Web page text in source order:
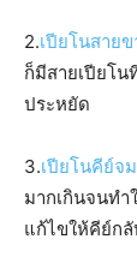
2.เปียโนสาย
ก็มีสายเปียโ
ประหยัด
3.เปียโนคีย์จม
มากเกินจนทำ
แก้ไขให้คีย์ก